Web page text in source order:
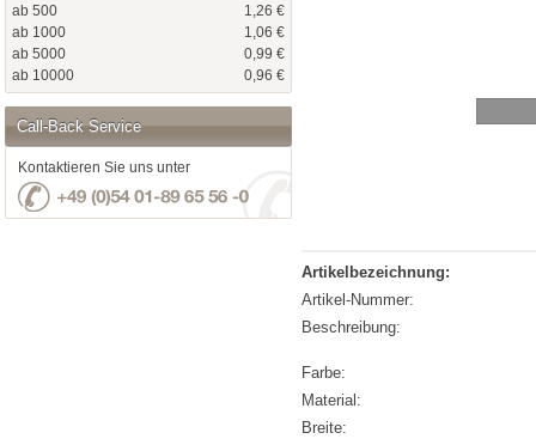
ab 500
1,26 €
ab 1000
1,06 €
ab 5000
0,99 €
ab 10000
0,96 €
Call-Back Service
Kontaktieren Sie uns unter
Artikelbezeichnung:
Artikel-Nummer:
Beschreibung:
Farbe:
Material:
Breite: